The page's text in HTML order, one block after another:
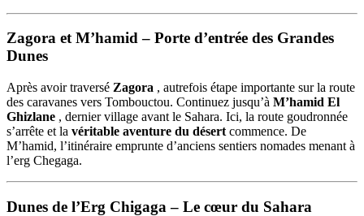
Zagora et M’hamid – Porte d’entrée des Grandes
Dunes
Après avoir traversé Zagora , autrefois étape importante sur la route
des caravanes vers Tombouctou. Continuez jusqu’à M’hamid El
Ghizlane , dernier village avant le Sahara. Ici, la route goudronnée
s’arrête et la véritable aventure du désert commence. De
M’hamid, l’itinéraire emprunte d’anciens sentiers nomades menant à
l’erg Chegaga.
Dunes de l’Erg Chigaga – Le cœur du Sahara